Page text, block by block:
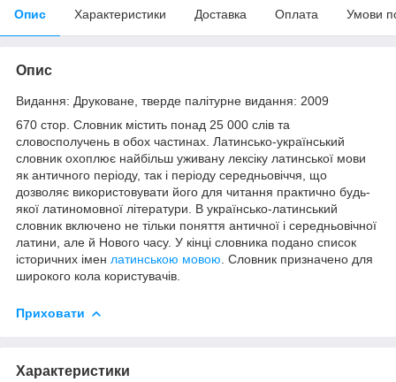
Опис Характеристики Доставка Оплата Умови
Опис
Видання: Друковане, тверде палітурне видання: 2009
670 стор. Словник містить понад 25 000 слів та
словосполучень в обох частинах. Латинсько-український
словник охоплює найбільш уживану лексіку латинської мови
як античного періоду, так і періоду середньовіччя, що
дозволяє використовувати його для читання практично будь-
якої латиномовної літератури. В українсько-латинський
словник включено не тільки поняття античної і середньовічної
латини, але й Нового часу. У кінці словника подано список
історичних імен латинською мовою . Словник призначено для
широкого кола користувачів.
Приховати
Характеристики